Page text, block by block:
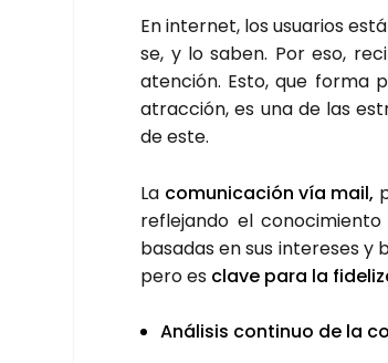
En inter­net, los usua­rios
se, y lo saben. Por eso,
aten­ción. Esto, que for­ma
atrac­ción, es una de las
de este.
La comu­ni­ca­ción vía mail,
refle­jan­do el
basa­das en sus intere­ses y
pero es cla­ve para la
Aná­li­sis con­ti­nuo de la